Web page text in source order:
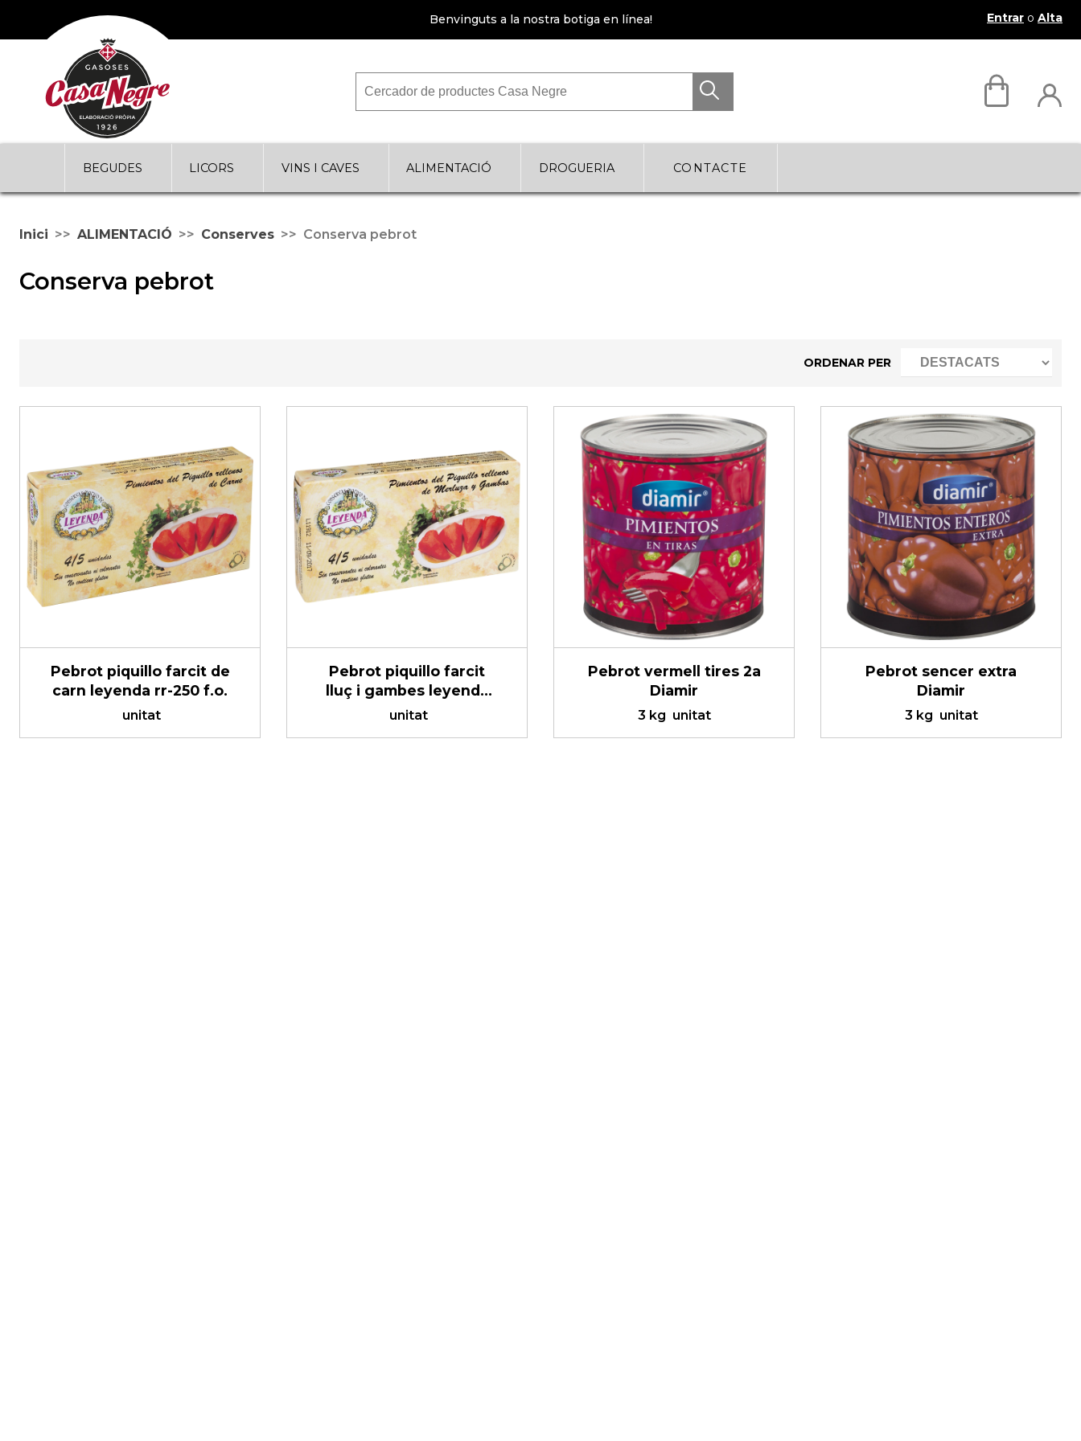
Benvinguts a la nostra botiga en línea! Entrar o Alta
BEGUDES LICORS VINS I CAVES ALIMENTACIÓ DROGUERIA CONTACTE
Inici ALIMENTACIÓ Conserves Conserva pebrot
Conserva pebrot
ORDENAR PER
Pebrot piquillo farcit de
carn leyenda rr-250 f.o.
unitat
Pebrot piquillo farcit
lluç i gambes leyenda
f.o.
unitat
Pebrot vermell tires 2a
Diamir
3 kg unitat
Pebrot sencer extra
Diamir
3 kg unitat